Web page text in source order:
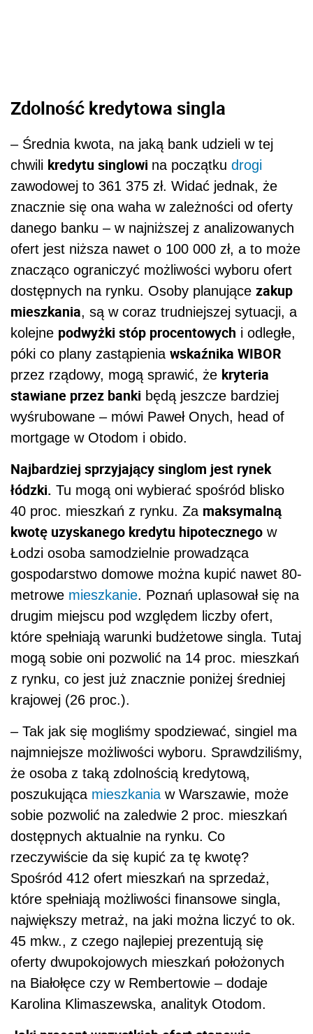
Zdolność kredytowa singla
– Średnia kwota, na jaką bank udzieli w tej
chwili kredytu singlowi na początku drogi
zawodowej to 361 375 zł. Widać jednak, że
znacznie się ona waha w zależności od oferty
danego banku – w najniższej z analizowanych
ofert jest niższa nawet o 100 000 zł, a to może
znacząco ograniczyć możliwości wyboru ofert
dostępnych na rynku. Osoby planujące zakup
mieszkania, są w coraz trudniejszej sytuacji, a
kolejne podwyżki stóp procentowych i odległe,
póki co plany zastąpienia wskaźnika WIBOR
przez rządowy, mogą sprawić, że kryteria
stawiane przez banki będą jeszcze bardziej
wyśrubowane – mówi Paweł Onych, head of
mortgage w Otodom i obido.
Najbardziej sprzyjający singlom jest rynek
łódzki. Tu mogą oni wybierać spośród blisko
40 proc. mieszkań z rynku. Za maksymalną
kwotę uzyskanego kredytu hipotecznego w
Łodzi osoba samodzielnie prowadząca
gospodarstwo domowe można kupić nawet 80-
metrowe mieszkanie. Poznań uplasował się na
drugim miejscu pod względem liczby ofert,
które spełniają warunki budżetowe singla. Tutaj
mogą sobie oni pozwolić na 14 proc. mieszkań
z rynku, co jest już znacznie poniżej średniej
krajowej (26 proc.).
– Tak jak się mogliśmy spodziewać, singiel ma
najmniejsze możliwości wyboru. Sprawdziliśmy,
że osoba z taką zdolnością kredytową,
poszukująca mieszkania w Warszawie, może
sobie pozwolić na zaledwie 2 proc. mieszkań
dostępnych aktualnie na rynku. Co
rzeczywiście da się kupić za tę kwotę?
Spośród 412 ofert mieszkań na sprzedaż,
które spełniają możliwości finansowe singla,
największy metraż, na jaki można liczyć to ok.
45 mkw., z czego najlepiej prezentują się
oferty dwupokojowych mieszkań położonych
na Białołęce czy w Rembertowie – dodaje
Karolina Klimaszewska, analityk Otodom.